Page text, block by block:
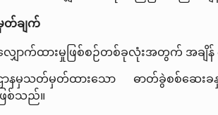
တ်ချက်
ျှောက်ထားမှုဖြစ်စဉ်တစ်ခုလုံးအတွက် အချိ
ာနမှသတ်မှတ်ထားသော ဓာတ်ခွဲစစ်ဆေးခ
ဖြစ်သည်။